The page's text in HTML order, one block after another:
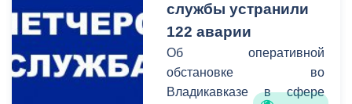
службы устранили
122 аварии
Об оперативной
обстановке во
Владикавказе в сфере